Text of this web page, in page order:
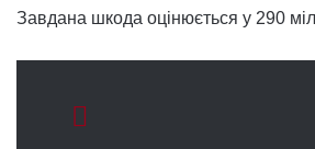
Завдана шкода оцінюється у 290